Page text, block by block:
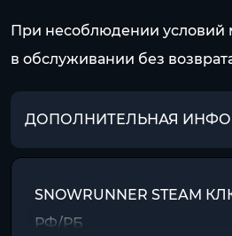
При несоблюдении условий
в обслуживании без
ДОПОЛНИТЕЛЬНАЯ
SNOWRUNNER STEAM
РФ/РБ